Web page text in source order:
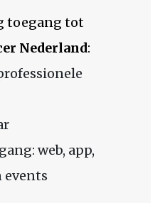
toegang tot
Nederland:
web, app,
events